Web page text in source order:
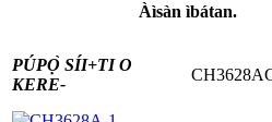
Àìsàn ìbátan.
PÚPỌ̀ SÍI+TI O
KERE-